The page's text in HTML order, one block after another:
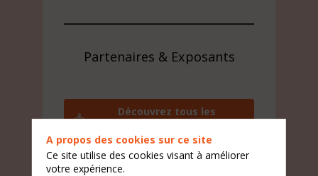
Partenaires & Exposants
Découvrez tous les
Contactez l'équipe visiteur
A propos des cookies sur ce site
Ce site utilise des cookies visant à améliorer
votre expérience.